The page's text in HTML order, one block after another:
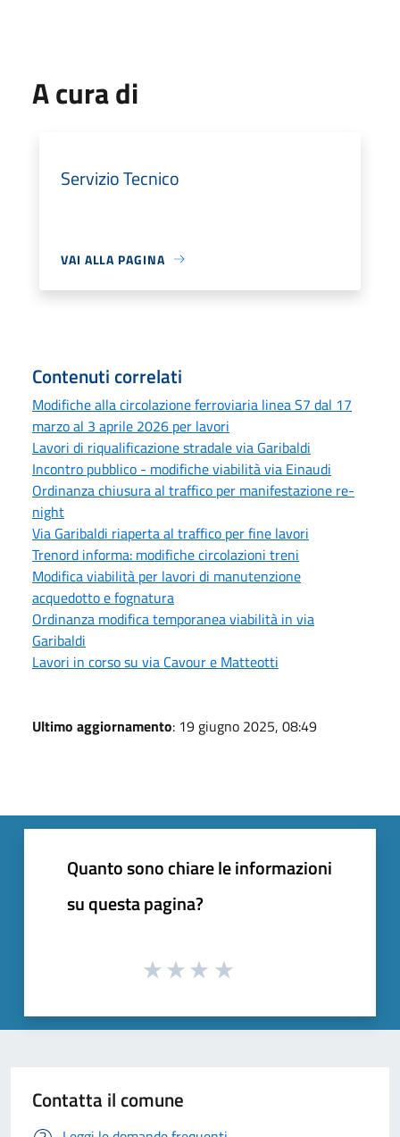
A cura di
Servizio Tecnico
VAI ALLA PAGINA
Contenuti correlati
Modifiche alla circolazione ferroviaria linea S7 dal 17
marzo al 3 aprile 2026 per lavori
Lavori di riqualificazione stradale via Garibaldi
Incontro pubblico - modifiche viabilità via Einaudi
Ordinanza chiusura al traffico per manifestazione re-
night
Via Garibaldi riaperta al traffico per fine lavori
Trenord informa: modifiche circolazioni treni
Modifica viabilità per lavori di manutenzione
acquedotto e fognatura
Ordinanza modifica temporanea viabilità in via
Garibaldi
Lavori in corso su via Cavour e Matteotti
Ultimo aggiornamento: 19 giugno 2025, 08:49
Quanto sono chiare le informazioni
su questa pagina?
Contatta il comune